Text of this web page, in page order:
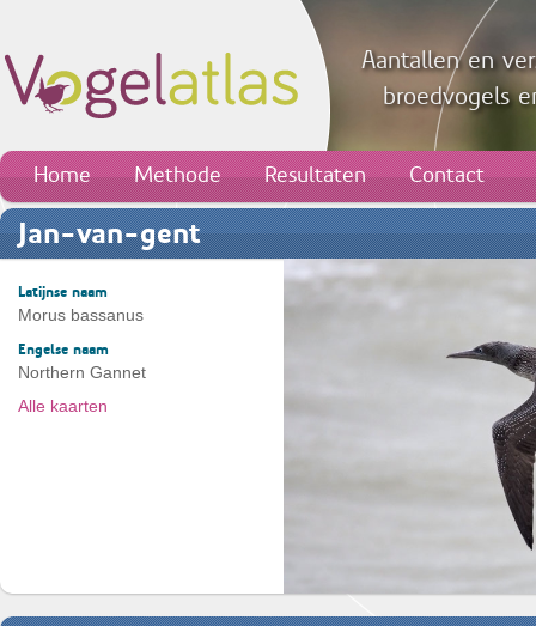
Aantallen en
broedvogels
Home Methode Resultaten Contact
Jan-van-gent
Latijnse naam
Morus bassanus
Engelse naam
Northern Gannet
Alle kaarten